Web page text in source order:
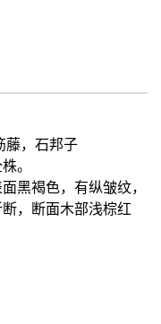
藤，石邦子
。
黑褐色，有纵皱纹，
，断面木部浅棕红